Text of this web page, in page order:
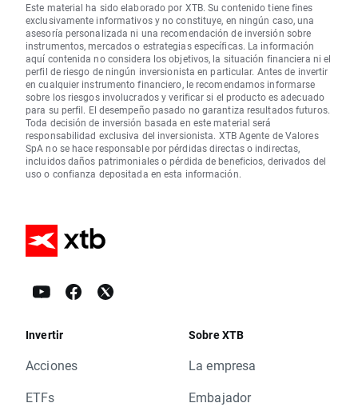
Este material ha sido elaborado por XTB. Su contenido tiene fines
exclusivamente informativos y no constituye, en ningún caso, una
asesoría personalizada ni una recomendación de inversión sobre
instrumentos, mercados o estrategias específicas. La información
aquí contenida no considera los objetivos, la situación financiera ni el
perfil de riesgo de ningún inversionista en particular. Antes de invertir
en cualquier instrumento financiero, le recomendamos informarse
sobre los riesgos involucrados y verificar si el producto es adecuado
para su perfil. El desempeño pasado no garantiza resultados futuros.
Toda decisión de inversión basada en este material será
responsabilidad exclusiva del inversionista. XTB Agente de Valores
SpA no se hace responsable por pérdidas directas o indirectas,
incluidos daños patrimoniales o pérdida de beneficios, derivados del
uso o confianza depositada en esta información.
Invertir
Acciones
ETFs
Sobre XTB
La empresa
Embajador